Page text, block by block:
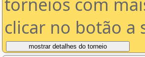
clicar no botão a